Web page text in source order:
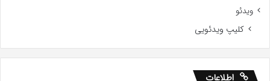
ویدئو
کلیپ ویدئویی